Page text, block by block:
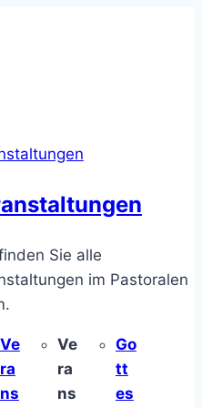
Sie alle
im Pastoralen
Ve
ra
ns
Ve
ra
ns
Go
tt
es